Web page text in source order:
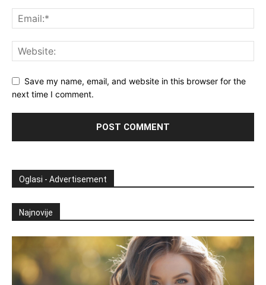
Save my name, email, and website in this browser for the
next time I comment.
Oglasi - Advertisement
Najnovije